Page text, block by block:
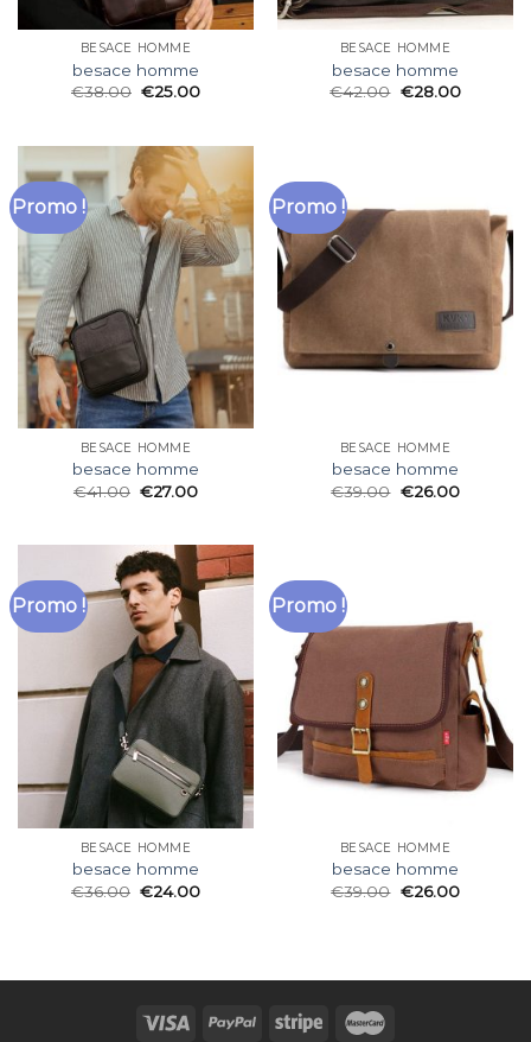
BESACE HOMME
besace homme
€38.00 €25.00
BESACE HOMME
besace homme
€42.00 €28.00
Promo !
BESACE HOMME
besace homme
€41.00 €27.00
Promo !
BESACE HOMME
besace homme
€39.00 €26.00
Promo !
BESACE HOMME
besace homme
€36.00 €24.00
Promo !
BESACE HOMME
besace homme
€39.00 €26.00